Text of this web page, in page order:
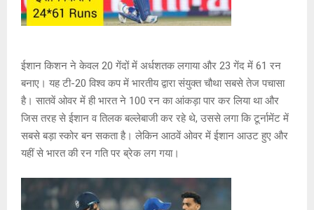
ईशान किशन ने केवल 20 गेंदों में अर्धशतक लगाया और 23 गेंद में 61 रन
बनाए। यह टी-20 विश्व कप में भारतीय द्वारा संयुक्त चौथा सबसे तेज पचासा
है। सातवें ओवर में ही भारत ने 100 रन का आंकड़ा पार कर लिया था और
जिस तरह से ईशान व तिलक बल्लेबाजी कर रहे थे, उससे लगा कि टूर्नामेंट में
सबसे बड़ा स्कोर बन सकता है। लेकिन आठवें ओवर में ईशान आउट हुए और
यहीं से भारत की रन गति पर ब्रेक लग गया।